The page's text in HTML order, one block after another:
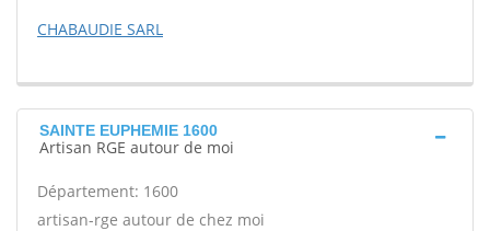
CHABAUDIE SARL
SAINTE EUPHEMIE 1600
Artisan RGE autour de moi
Département: 1600
artisan-rge autour de chez moi